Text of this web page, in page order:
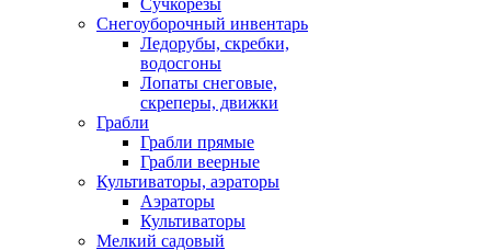
Сучкорезы
Снегоуборочный инвентарь
Ледорубы, скребки,
водосгоны
Лопаты снеговые,
скреперы, движки
Грабли
Грабли прямые
Грабли веерные
Культиваторы, аэраторы
Аэраторы
Культиваторы
Мелкий садовый